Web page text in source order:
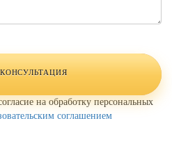
на обработку персональных
соглашением